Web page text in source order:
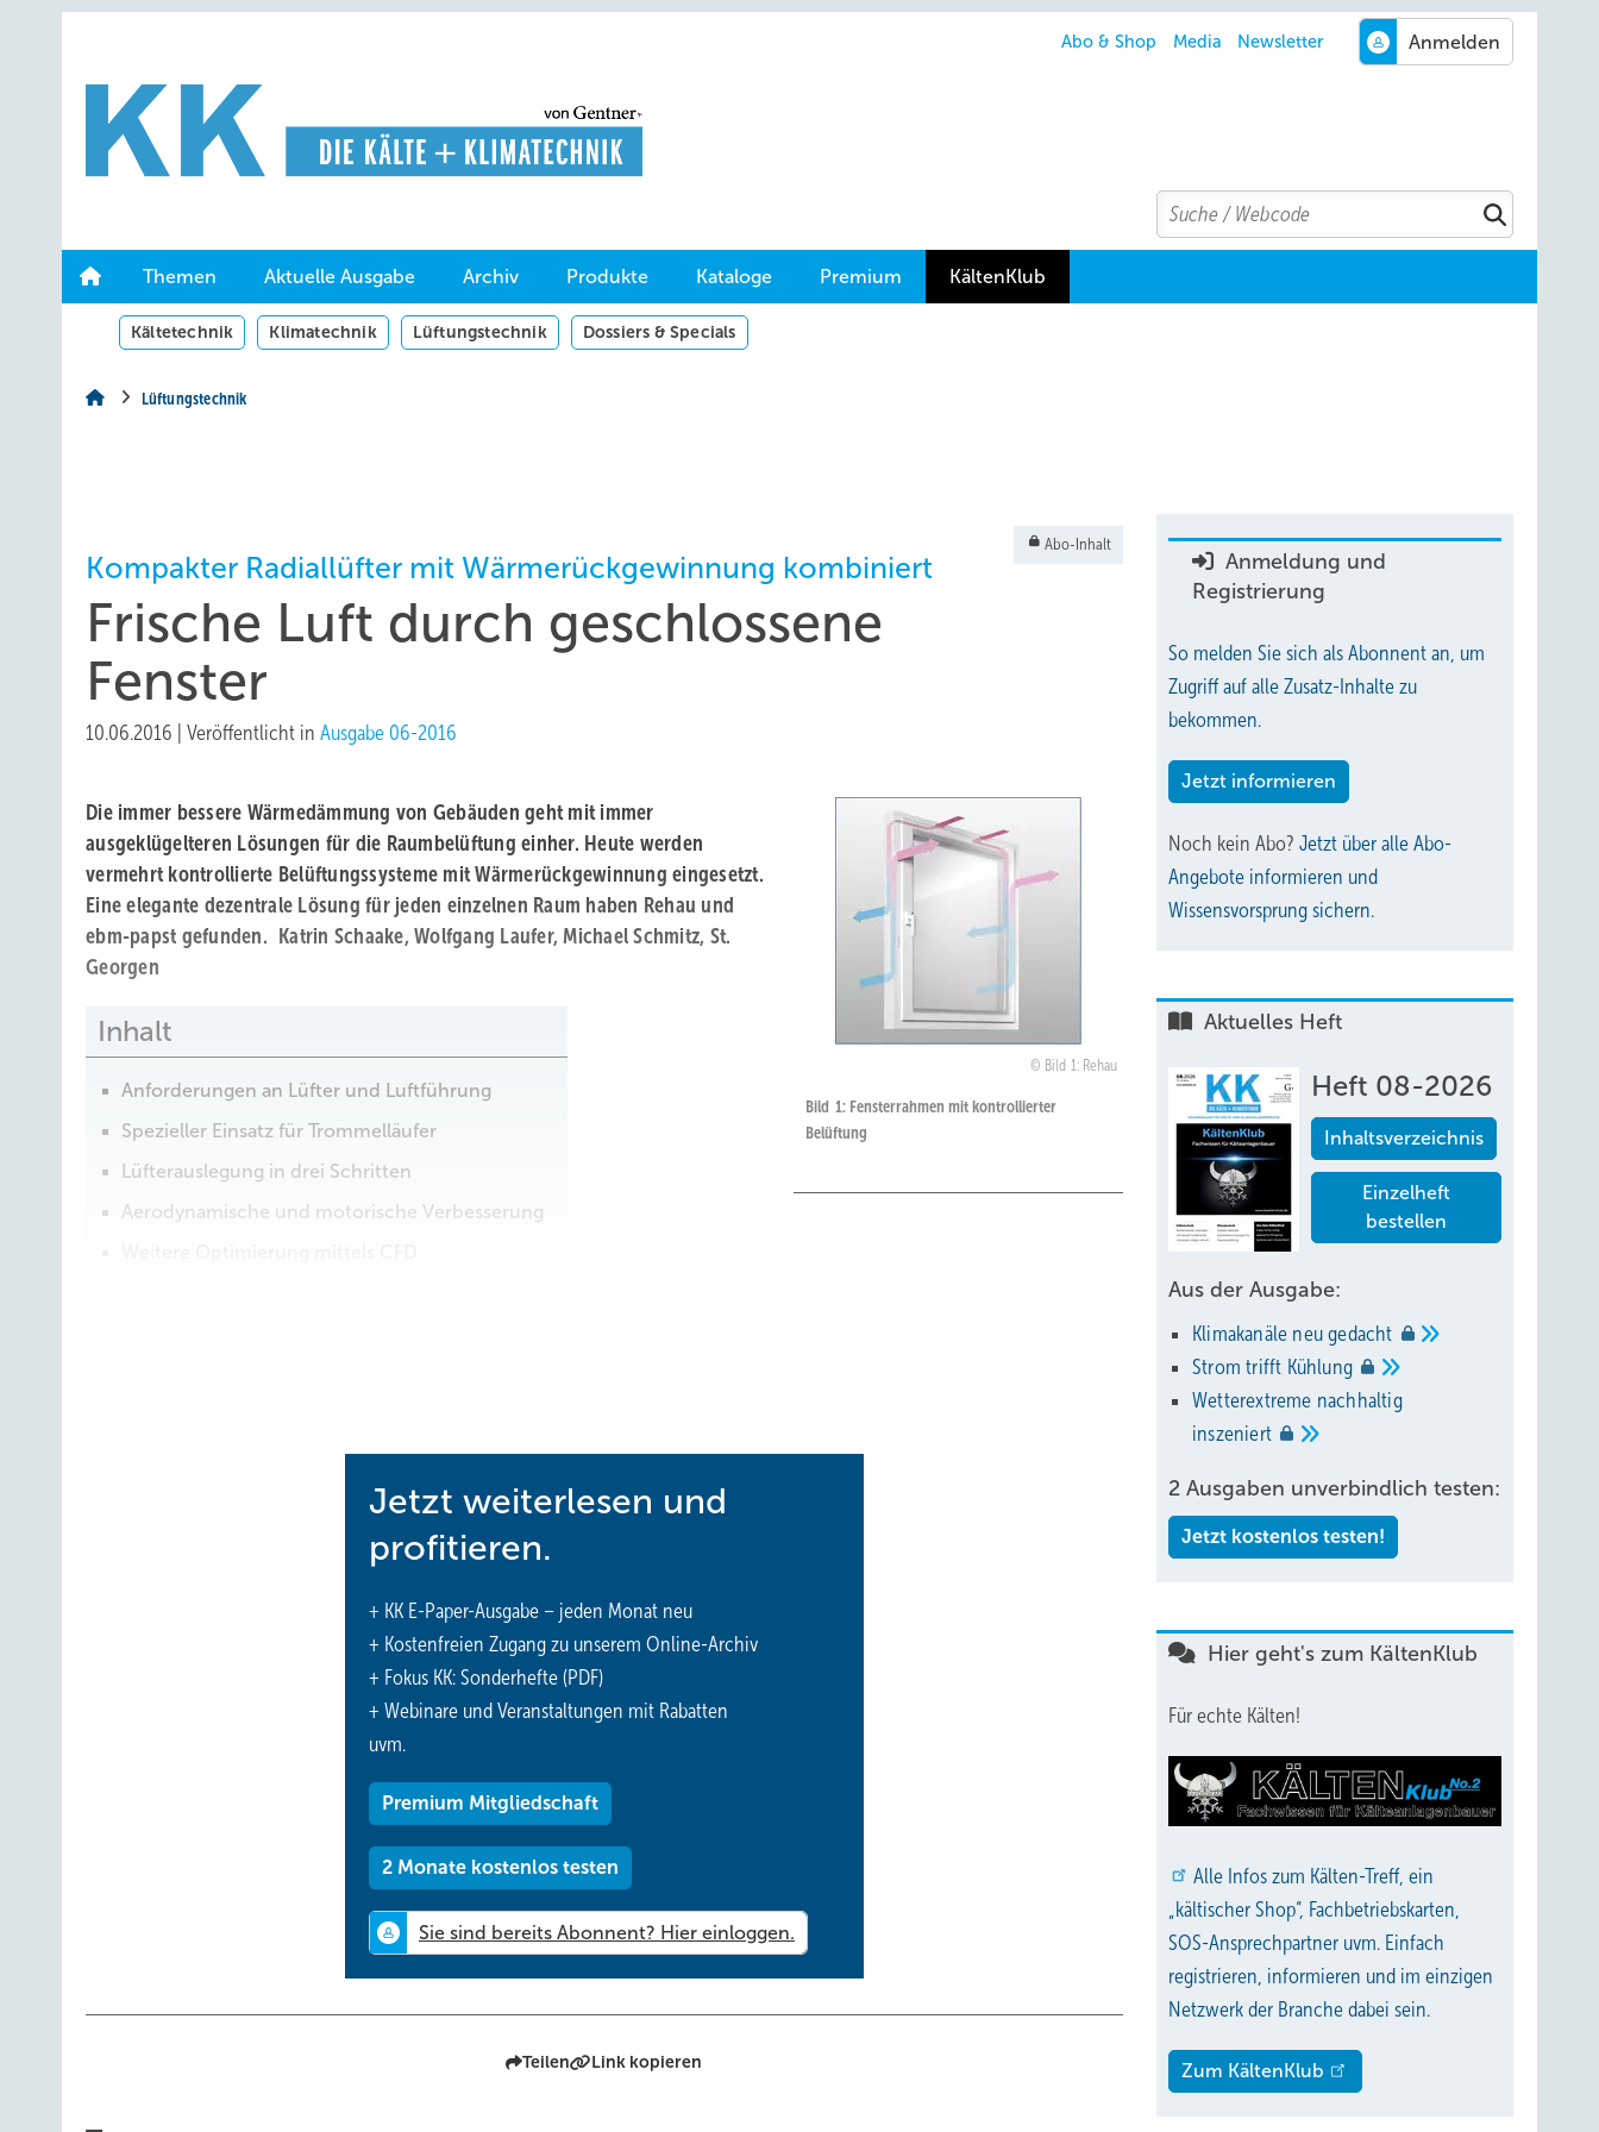
Hauptinhalt
Hauptmenü
Abo & Shop Media Newsletter
Search
Suchen
Themen Aktuelle Ausgabe Archiv Produkte Kataloge Premium KältenKlub
Kältetechnik Klimatechnik Lüftungstechnik Dossiers & Specials
Lüftungstechnik
Abo-Inhalt
Kompakter Radiallüfter mit Wärmerückgewinnung kombiniert
Frische Luft durch geschlossene
Fenster
10.06.2016 Veröffentlicht in Ausgabe 06-2016
Bild 1: Rehau
Bild 1: Fensterrahmen mit kontrollierter
Belüftung
Die immer bessere Wärmedämmung von Gebäuden geht mit immer
ausgeklügelteren Lösungen für die Raumbelüftung einher. Heute werden
vermehrt kontrollierte Belüftungssysteme mit Wärmerückgewinnung eingesetzt.
Eine elegante dezentrale Lösung für jeden einzelnen Raum haben Rehau und
ebm-papst gefunden.
Katrin Schaake, Wolfgang Laufer, Michael Schmitz, St.
Georgen
Inhalt
Anforderungen an Lüfter und Luftführung
Spezieller Einsatz für Trommelläufer
Lüfterauslegung in drei Schritten
Aerodynamische und motorische Verbesserung
Die verbrauchte, aber warme Luft des Innenraumes wird mithilfe eines Lüfters über einen
Wärmeübertrager nach außen geführt. Im Gegenzug wird kalte Frischluft über diesen
Wärmeübertrager von außen nach innen geleitet und dabei erwärmt. Auf diese Weise werden die
Wärmeverluste minimiert und der insgesamt notwendige Energieaufwand verringert. Zusätzlich
erhält man einen guten Lärmschutz bei gleichmäßigem Luftaustausch.
Aktive oder kontrollierte Belüftung kann als zentrales oder dezentrales System ausgelegt werden.
Während im ersten Fall ein zentrales System die Luft über Kanäle im ganzen Haus verteilt, wird bei
dezentralen Konzepten jeder Raum unabhängig vom anderen versorgt. Diese Geräte sind sehr viel kleiner und können zudem in der
Regel gut in bestehende Bausubstanz integriert werden. Eine elegante Lösung ist es, Lüfter, Wärmeübertrager und Steuerelektronik
direkt im Fensterrahmen zu integrieren (Bild 1). Diesen Weg ging Rehau mit der Entwicklung des Fensterlüfters Geneo Inovent in
Zusammenarbeit mit den Lüfterspezialisten des Motoren- und Ventilatorenherstellers ebm-papst.
Anforderungen an Lüfter und Luftführung
Eine solche Lösung stellt besondere Anforderungen an Lüfter und Luftführung. Es gilt, den Zielkonflikt zwischen benötigtem
Jetzt weiterlesen und
profitieren.
+ KK E-Paper-Ausgabe – jeden Monat neu
+ Kostenfreien Zugang zu unserem Online-Archiv
+ Fokus KK: Sonderhefte (PDF)
+ Webinare und Veranstaltungen mit Rabatten
uvm.
Premium Mitgliedschaft
2 Monate kostenlos testen
Teilen Link kopieren
Anmeldung und
Registrierung
So melden Sie sich als Abonnent an, um
Zugriff auf alle Zusatz-Inhalte zu
bekommen.
Jetzt informieren
Noch kein Abo? Jetzt über alle Abo-
Angebote informieren und
Wissensvorsprung sichern.
Aktuelles Heft
Heft 08-2026
Inhaltsverzeichnis
Einzelheft
bestellen
Aus der Ausgabe:
Klimakanäle neugedacht
Strom trifft Kühlung
Wetterextreme nachhaltig
inszeniert
2 Ausgaben unverbindlich testen:
Jetzt kostenlos testen!
Hier geht's zum KältenKlub
Für echte Kälten!
Alle Infos zum Kälten-Treff, ein
„kältischer Shop“, Fachbetriebskarten,
SOS-Ansprechpartner uvm. Einfach
registrieren, informieren und im einzigen
Netzwerk der Branche dabei sein.
Zum KältenKlub